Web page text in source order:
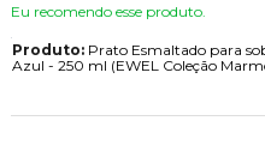
Eu recomendo esse produto.
Produto:Prato Esmaltado para
Azul - 250 ml (EWEL Coleção